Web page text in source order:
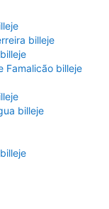
billeje
Famalicão billeje
billeje